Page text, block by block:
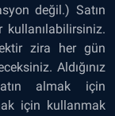
değil.) Satın
zira her gün
Aldığınız
almak için
için kullanmak